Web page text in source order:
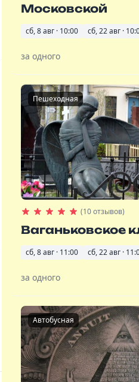
Московской
сб, 8 авг · 10:00 сб, 22 авг ·
за одного
Пешеходная
(10 отзывов)
Ваганьковское
сб, 8 авг · 11:00 сб, 22 авг ·
за одного
Автобусная